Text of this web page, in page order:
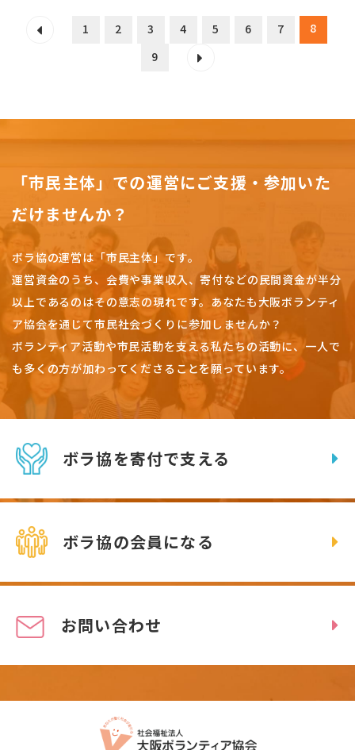
1 2 3 4 5 6 7
8
9
「市民主体」での運営にご支援・参加いた
だけませんか？
ボラ協の運営は「市民主体」です。
運営資金のうち、会費や事業収入、寄付などの民間資金が半分
以上であるのはその意志の現れです。 あなたも大阪ボランティ
ア協会を通じて市民社会づくりに参加しませんか？
ボランティア活動や市民活動を支える私たちの活動に、一人で
も多くの方が加わってくださることを願っています。
ボラ協を寄付で支える
ボラ協の会員になる
お問い合わせ